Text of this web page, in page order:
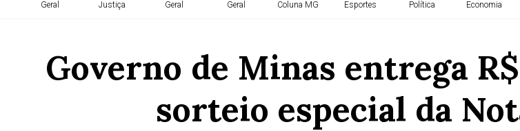
Geral Justiça Geral Geral Coluna MG Esportes Política Economia
Governo de Minas entrega
sorteio especial da